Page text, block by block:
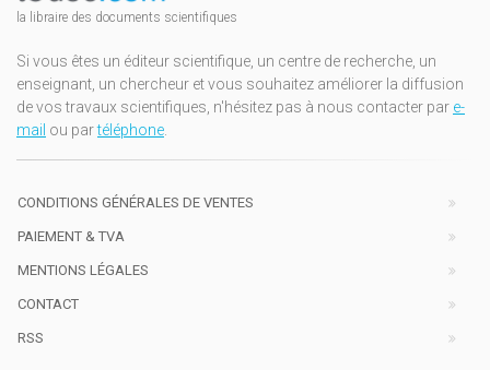
la libraire des documents scientifiques
Si vous êtes un éditeur scientifique, un centre de recherche, un
enseignant, un chercheur et vous souhaitez améliorer la diffusion
de vos travaux scientifiques, n'hésitez pas à nous contacter par e-
mail ou partéléphone.
CONDITIONS GÉNÉRALES DE VENTES
PAIEMENT & TVA
MENTIONS LÉGALES
CONTACT
RSS